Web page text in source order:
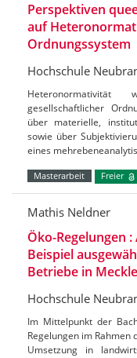
Perspektiven
auf
Ordnungssystem
Hochschule
gesellschaftlicher
über materielle,
sowie über
eines
Masterarbeit Freier
Mathis Neldner
Öko-Regelungen
Beispiel
Betriebe in
Hochschule
Im Mittelpunkt der
Regelungen im Rahmen
Umsetzung in